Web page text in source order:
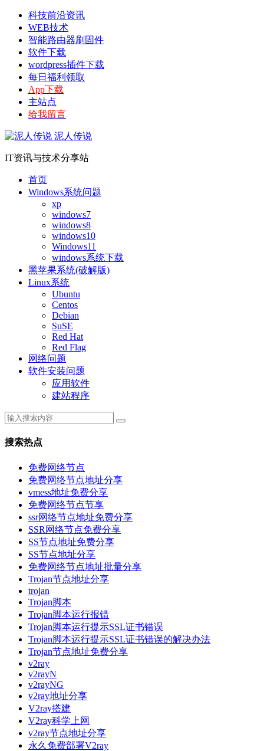
科技前沿资讯
WEB技术
智能路由器刷固件
软件下载
wordpress插件下载
每日福利领取
App下载
主站点
给我留言
泥人传说
IT资讯与技术分享站
首页
Windows系统问题
xp
windows7
windows8
windows10
Windows11
windows系统下载
黑苹果系统(破解版)
Linux系统
Ubuntu
Centos
Debian
SuSE
Red Hat
Red Flag
网络问题
软件安装问题
应用软件
建站程序
搜索热点
免费网络节点
免费网络节点地址分享
vmess地址免费分享
免费网络节点节享
ssr网络节点地址免费分享
SSR网络节点免费分享
SS节点地址免费分享
SS节点地址分享
免费网络节点地址批量分享
Trojan节点地址分享
trojan
Trojan脚本
Trojan脚本运行报错
Trojan脚本运行提示SSL证书错误
Trojan脚本运行提示SSL证书错误的解决办法
Trojan节点地址免费分享
v2ray
v2rayN
v2rayNG
v2ray地址分享
V2ray搭建
V2ray科学上网
v2ray节点地址分享
永久免费部署V2ray